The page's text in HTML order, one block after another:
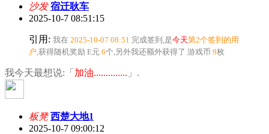
沙发 宿迁耿车
2025-10-7 08:51:15
引用: 我在 2025-10-07 08:51 完成签到,是今天第2个签到的用
户 ,获得随机奖励 E元 6个 ,另外我还额外获得了 游戏币 9枚
我今天最想说:「 加油.............. 」.
板凳 西楚大地1
2025-10-7 09:00:12